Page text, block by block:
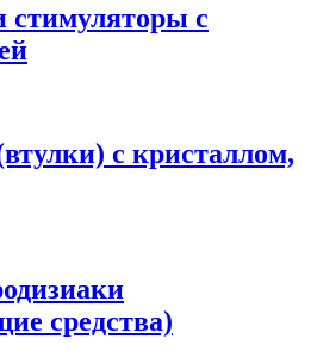
стимуляторы с
с кристаллом,
средства)